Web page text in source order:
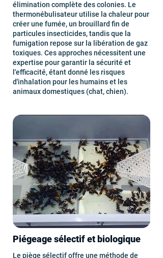
élimination complète des colonies. Le
thermonébulisateur utilise la chaleur pour
créer une fumée, un brouillard fin de
particules insecticides, tandis que la
fumigation repose sur la libération de gaz
toxiques. Ces approches nécessitent une
expertise pour garantir la sécurité et
l'efficacité, étant donné les risques
d'inhalation pour les humains et les
animaux domestiques (chat, chien).
Piégeage sélectif et biologique
Le piège sélectif offre une méthode de